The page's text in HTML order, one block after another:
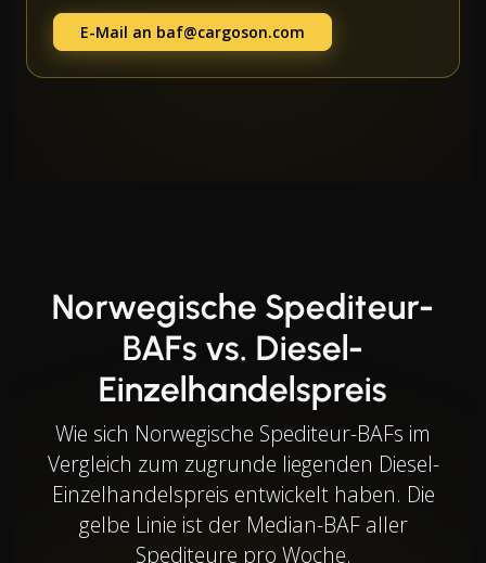
E-Mail an baf@cargoson.com
Norwegische Spediteur-
BAFs vs. Diesel-
Einzelhandelspreis
Wie sich Norwegische Spediteur-BAFs im
Vergleich zum zugrunde liegenden Diesel-
Einzelhandelspreis entwickelt haben. Die
gelbe Linie ist der Median-BAF aller
Spediteure pro Woche.